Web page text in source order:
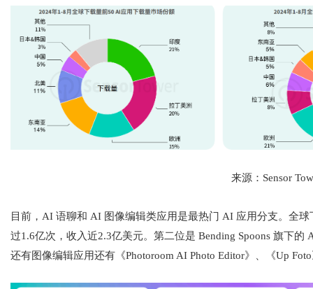
来源：Sensor
目前，AI 语聊和 AI 图像编辑类应用是最热门 AI 应用分支。全
过1.6亿次，收入近2.3亿美元。第二位是 Bending Spoons 旗下的
还有图像编辑应用还有《Photoroom AI Photo Editor》、《Up